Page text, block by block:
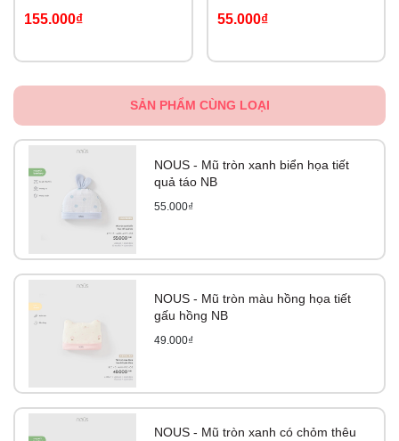
155.000₫ 55.000₫
SẢN PHẨM CÙNG LOẠI
NOUS - Mũ tròn xanh biển họa tiết
quả táo NB
55.000₫
NOUS - Mũ tròn màu hồng họa tiết
gấu hồng NB
49.000₫
NOUS - Mũ tròn xanh có chỏm thêu